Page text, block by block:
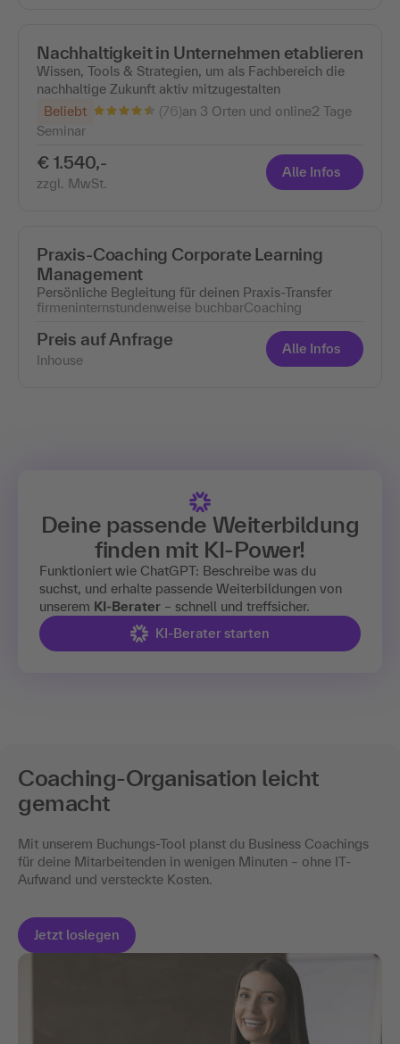
Nachhaltigkeit in Unternehmen etablieren
Wissen, Tools & Strategien, um als Fachbereich die
nachhaltige Zukunft aktiv mitzugestalten
Beliebt
(76)an 3 Orten und online2 Tage
Seminar
€ 1.540,-
zzgl. MwSt.
Alle Infos
Praxis-Coaching Corporate Learning
Management
Persönliche Begleitung für deinen Praxis-Transfer
firmeninternstundenweise buchbarCoaching
Preis auf Anfrage
Inhouse
Alle Infos
Deine passende Weiterbildung
finden mit KI-Power!
Funktioniert wie ChatGPT: Beschreibe was du
suchst, und erhalte passende Weiterbildungen von
unserem KI-Berater – schnell und treffsicher.
KI-Berater starten
Coaching-Organisation leicht
gemacht
Mit unserem Buchungs-Tool planst du Business Coachings
für deine Mitarbeitenden in wenigen Minuten – ohne IT-
Aufwand und versteckte Kosten.
Jetzt loslegen